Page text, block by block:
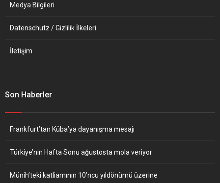
Medya Bilgileri
Datenschutz / Gizlilik İlkeleri
İletişim
Son Haberler
Frankfurt’tan Küba’ya dayanışma mesajı
Türkiye’nin Hafta Sonu ağustosta mola veriyor
Münih’teki katliamının 10’ncu yıldönümü üzerine